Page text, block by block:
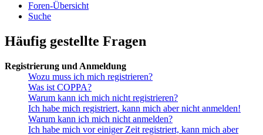
Foren-Übersicht
Suche
Häufig gestellte Fragen
Registrierung und Anmeldung
Wozu muss ich mich registrieren?
Was ist COPPA?
Warum kann ich mich nicht registrieren?
Ich habe mich registriert, kann mich aber nicht anmelden!
Warum kann ich mich nicht anmelden?
Ich habe mich vor einiger Zeit registriert, kann mich aber